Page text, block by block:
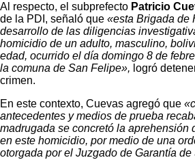
Al respecto, el subprefecto Patricio
de la PDI, señaló que «esta Brigada de
desarrollo de las diligencias
homicidio de un adulto, masculino,
edad, ocurrido el día domingo 8 de
la comuna de San Felipe», logró
crimen.
En este contexto, Cuevas agregó que
antecedentes y medios de prueba
madrugada se concretó la aprehensión
en este homicidio, por medio de una
otorgada por el Juzgado de Garantía de